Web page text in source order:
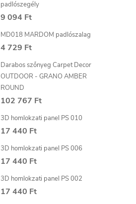
padlószegély
9 094 Ft
MD018 MARDOM padlószalag
4 729 Ft
Darabos szőnyeg Carpet Decor
OUTDOOR - GRANO AMBER
ROUND
102 767 Ft
3D homlokzati panel PS 010
17 440 Ft
3D homlokzati panel PS 006
17 440 Ft
3D homlokzati panel PS 002
17 440 Ft